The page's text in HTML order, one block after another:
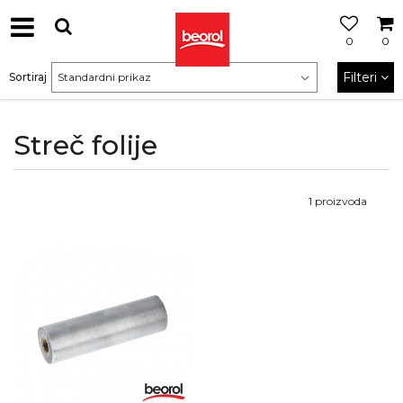
0
0
Streč folije
Sortiraj Filteri
1 proizvoda